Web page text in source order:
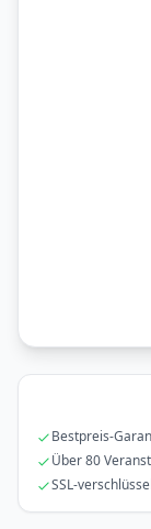
Bestpreis-
Über 80
SSL-